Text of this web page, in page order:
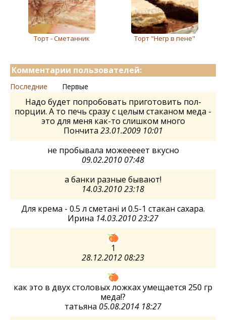
Торт - Сметанник Торт "Негр в пене"
Комментарии пользователей:
Последние Первые
Надо будет попробовать приготовить пол-
порции. А то печь сразу с целым стаканом меда -
это для меня как-то слишком много
Пончита 23.01.2009 10:01
не пробывала можееееет вкусно
09.02.2010 07:48
а банки разные бывают!
14.03.2010 23:18
Для крема - 0.5 л сметані и 0.5-1 стакан сахара.
Ирина 14.03.2010 23:27
1
28.12.2012 08:23
как это в двух столовых ложках умещается 250 гр
меда!?
татьяна 05.08.2014 18:27